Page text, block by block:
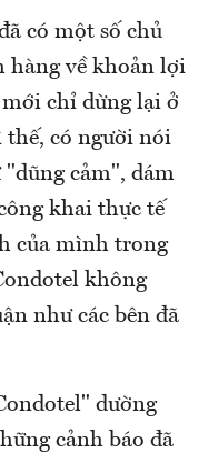
có một số chủ
hàng về khoản lợi
chỉ dừng lại ở
có người nói
"dũng cảm", dám
khai thực tế
của mình trong
không
như các bên đã
dường
cảnh báo đã